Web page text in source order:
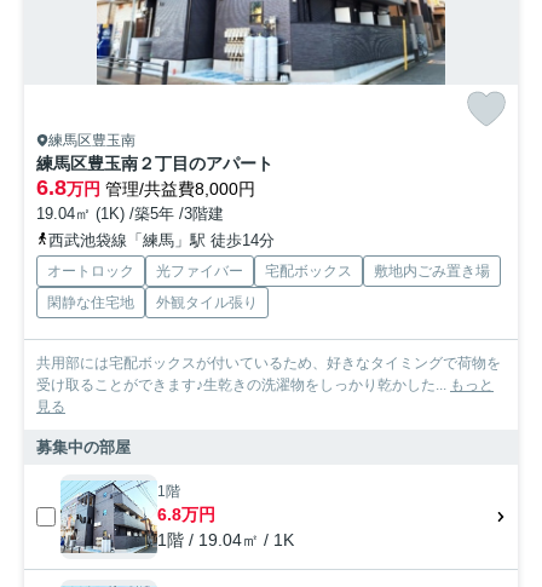
練馬区豊玉南
練馬区豊玉南２丁目のアパート
6.8万円 管理/共益費8,000円
19.04㎡ (1K) /築5年 /3階建
西武池袋線「練馬」駅 徒歩14分
オートロック 光ファイバー 宅配ボックス
敷地内ごみ置き場
閑静な住宅地
外観タイル張り
共用部には宅配ボックスが付いているため、好きなタイミングで荷物を
受け取ることができます♪生乾きの洗濯物をしっかり乾かした... もっと
見る
募集中の部屋
1階
6.8万円
1階 / 19.04㎡ / 1K